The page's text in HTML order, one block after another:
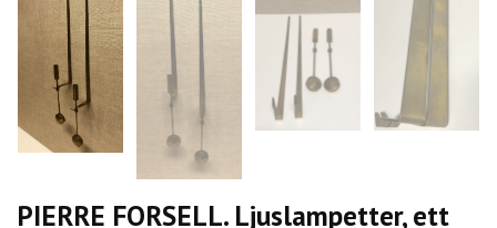
PIERRE FORSELL. Ljuslampetter, ett